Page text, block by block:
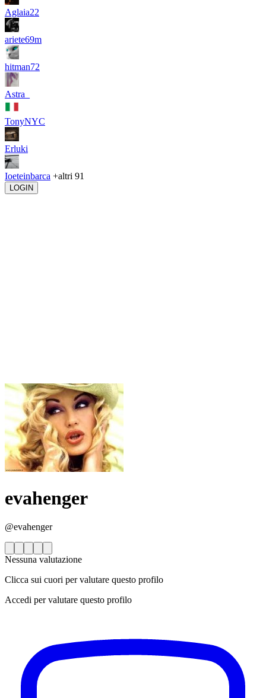
Aglaia22
ariete69m
hitman72
Astra_
TonyNYC
Erluki
Ioeteinbarca +altri 91
LOGIN
evahenger
@evahenger
Nessuna valutazione
Clicca sui cuori per valutare questo profilo
Accedi per valutare questo profilo